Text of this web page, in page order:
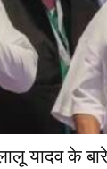
यादव के